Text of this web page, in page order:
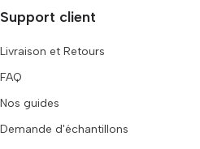
Support client
Livraison et Retours
FAQ
Nos guides
Demande d'échantillons